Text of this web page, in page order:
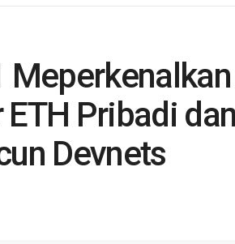
Pribadi dan
Devnets